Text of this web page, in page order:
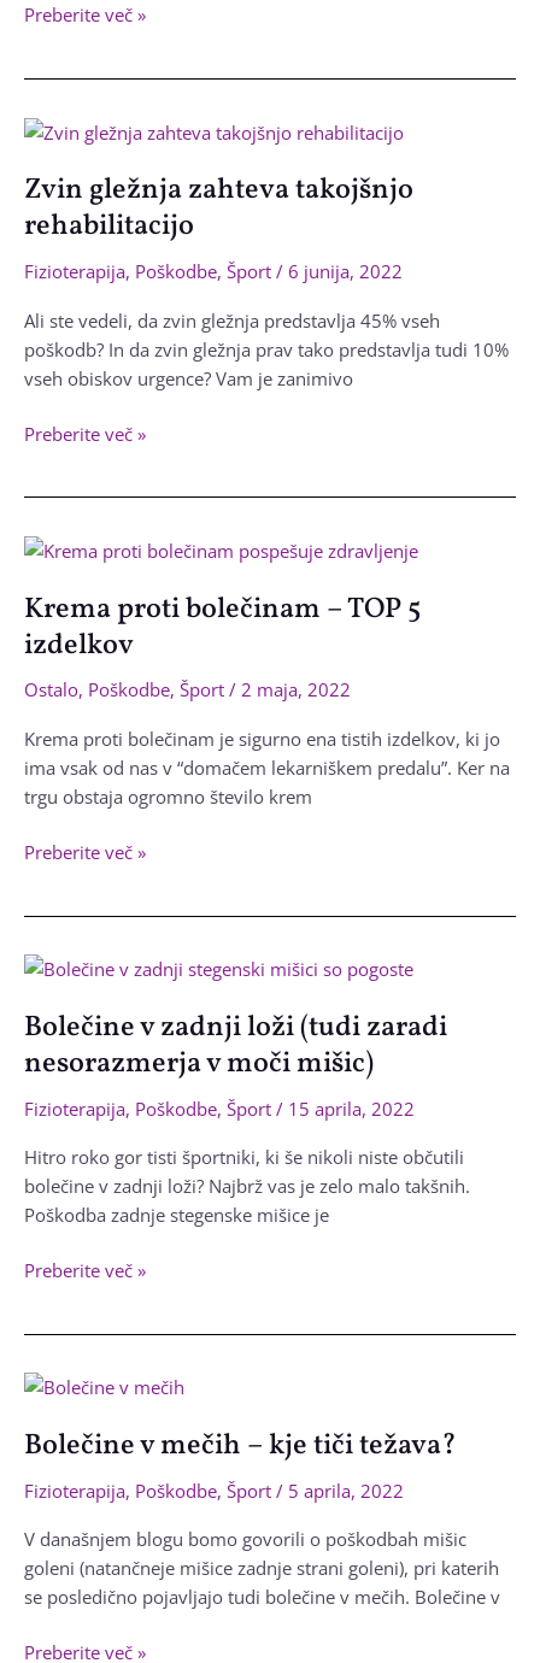
Nestabilna
v
Preberite več »
Zvin gležnja zahteva takojšnjo
rehabilitacijo
Fizioterapija, Poškodbe, Šport / 6 junija, 2022
Ali ste vedeli, da zvin gležnja predstavlja 45% vseh
poškodb? In da zvin gležnja prav tako predstavlja tudi 10%
vseh obiskov urgence? Vam je zanimivo
Zvin
rehabilitacijo
Preberite več »
Krema proti bolečinam – TOP 5
izdelkov
Ostalo, Poškodbe, Šport / 2 maja, 2022
Krema proti bolečinam je sigurno ena tistih izdelkov, ki jo
ima vsak od nas v “domačem lekarniškem predalu”. Ker na
trgu obstaja ogromno število krem
Krema
TOP
izdelkov
Preberite več »
Bolečine v zadnji loži (tudi zaradi
nesorazmerja v moči mišic)
Fizioterapija, Poškodbe, Šport / 15 aprila, 2022
Hitro roko gor tisti športniki, ki še nikoli niste občutili
bolečine v zadnji loži? Najbrž vas je zelo malo takšnih.
Poškodba zadnje stegenske mišice je
Bolečine
(tudi
nesorazmerja
moči
mišic)
Preberite več »
Bolečine v mečih – kje tiči težava?
Fizioterapija, Poškodbe, Šport / 5 aprila, 2022
V današnjem blogu bomo govorili o poškodbah mišic
goleni (natančneje mišice zadnje strani goleni), pri katerih
se posledično pojavljajo tudi bolečine v mečih. Bolečine v
Bolečine
Preberite več »